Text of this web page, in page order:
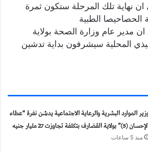
نهاية تلك المرحلة ستكون ثمرة
الحصاحيصا الطبية
مدير عام وزارة الصحة بولاية
المحلية سيشرفون بداية تدشين
الموارد البشرية والرعاية الاجتماعية يدشن نفرة “عطاء
(5)” بولاية القضارف بتكلفة تجاوزت 27 مليار جنيه
منذ 5 ساعات